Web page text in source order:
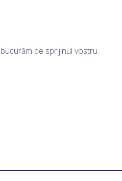
de sprijinul vostru.